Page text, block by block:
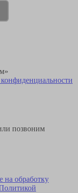
позвоним
на обработку